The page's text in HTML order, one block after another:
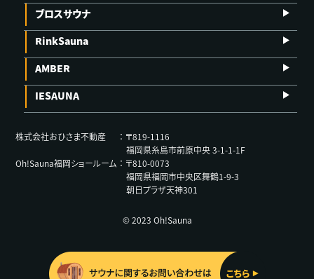
ブロスサウナ
RinkSauna
AMBER
IESAUNA
株式会社おひさま不動産
〒819-1116
福岡県糸島市前原中央 3-1-1-1F
Oh!Sauna福岡ショールーム
〒810-0073
福岡県福岡市中央区舞鶴1-9-3
朝日プラザ天神301
© 2023 Oh!Sauna